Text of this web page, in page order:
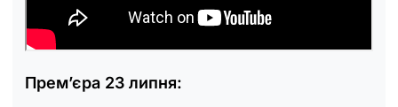
Прем’єра 23 липня: